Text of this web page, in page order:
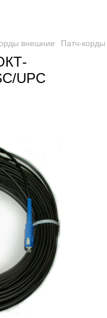
внешние Патч-
UPC